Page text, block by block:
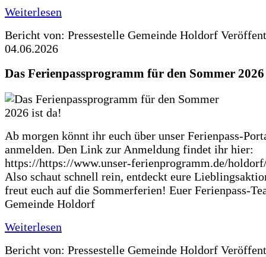
Weiterlesen
Bericht von: Pressestelle Gemeinde Holdorf
04.06.2026
Das Ferienpassprogramm für den Sommer
Ab morgen könnt ihr euch über unser Ferienpass-
anmelden. Den Link zur Anmeldung findet ihr hier:
https://https://www.unser-ferienprogramm.de/
Also schaut schnell rein, entdeckt eure
freut euch auf die Sommerferien! Euer Ferienpass-
Gemeinde Holdorf
Weiterlesen
Bericht von: Pressestelle Gemeinde Holdorf